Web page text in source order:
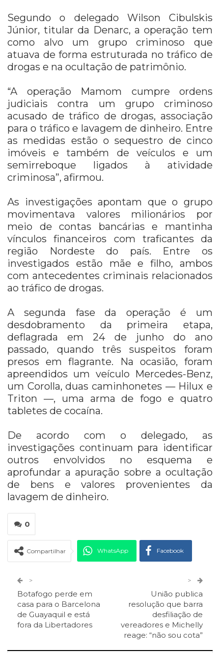
Segundo o delegado Wilson Cibulskis
Júnior, titular da Denarc, a operação tem
como alvo um grupo criminoso que
atuava de forma estruturada no tráfico de
drogas e na ocultação de patrimônio.
“A operação Mamom cumpre ordens
judiciais contra um grupo criminoso
acusado de tráfico de drogas, associação
para o tráfico e lavagem de dinheiro. Entre
as medidas estão o sequestro de cinco
imóveis e também de veículos e um
semirreboque ligados à atividade
criminosa”, afirmou.
As investigações apontam que o grupo
movimentava valores milionários por
meio de contas bancárias e mantinha
vínculos financeiros com traficantes da
região Nordeste do país. Entre os
investigados estão mãe e filho, ambos
com antecedentes criminais relacionados
ao tráfico de drogas.
A segunda fase da operação é um
desdobramento da primeira etapa,
deflagrada em 24 de junho do ano
passado, quando três suspeitos foram
presos em flagrante. Na ocasião, foram
apreendidos um veículo Mercedes-Benz,
um Corolla, duas caminhonetes — Hilux e
Triton —, uma arma de fogo e quatro
tabletes de cocaína.
De acordo com o delegado, as
investigações continuam para identificar
outros envolvidos no esquema e
aprofundar a apuração sobre a ocultação
de bens e valores provenientes da
lavagem de dinheiro.
0
Compartilhar WhatsApp Facebook
ReddIt Pinterest Telegram
Facebook Messenger Viber O email
>
Botafogo perde em
casa para o Barcelona
de Guayaquil e está
fora da Libertadores
>
União publica
resolução que barra
desfiliação de
vereadores e Michelly
reage: “não sou cota”